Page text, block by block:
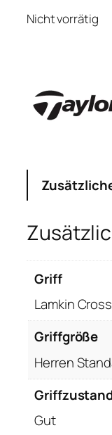
Nicht vorrätig
Griff
Lamkin
Griffgröße
Herren
Gut